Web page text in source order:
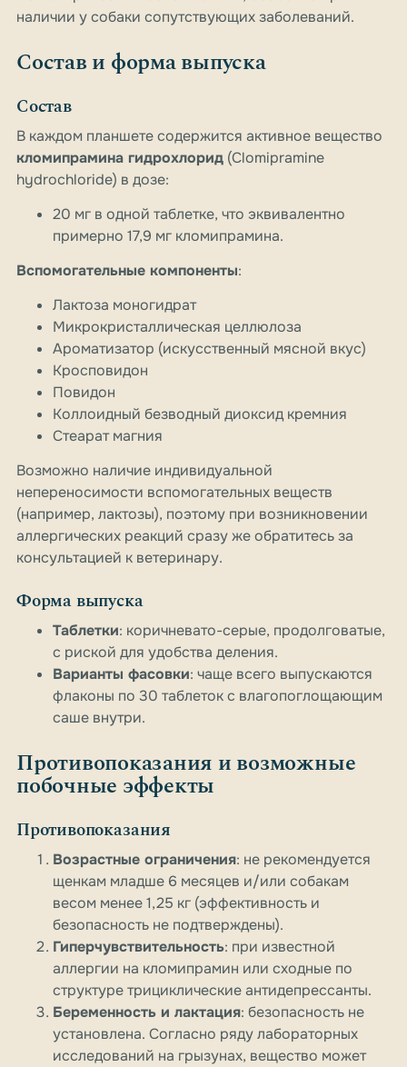
наличии у собаки сопутствующих заболеваний.
Состав и форма выпуска
Состав
В каждом планшете содержится активное вещество
кломипрамина гидрохлорид (Clomipramine
hydrochloride) в дозе:
20 мг в одной таблетке, что эквивалентно
примерно 17,9 мг кломипрамина.
Вспомогательные компоненты:
Лактоза моногидрат
Микрокристаллическая целлюлоза
Ароматизатор (искусственный мясной вкус)
Кросповидон
Повидон
Коллоидный безводный диоксид кремния
Стеарат магния
Возможно наличие индивидуальной
непереносимости вспомогательных веществ
(например, лактозы), поэтому при возникновении
аллергических реакций сразу же обратитесь за
консультацией к ветеринару.
Форма выпуска
Таблетки: коричневато-серые, продолговатые,
с риской для удобства деления.
Варианты фасовки: чаще всего выпускаются
флаконы по 30 таблеток с влагопоглощающим
саше внутри.
Противопоказания и возможные
побочные эффекты
Противопоказания
Возрастные ограничения: не рекомендуется
щенкам младше 6 месяцев и/или собакам
весом менее 1,25 кг (эффективность и
безопасность не подтверждены).
Гиперчувствительность: при известной
аллергии на кломипрамин или сходные по
структуре трициклические антидепрессанты.
Беременность и лактация: безопасность не
установлена. Согласно ряду лабораторных
исследований на грызунах, вещество может